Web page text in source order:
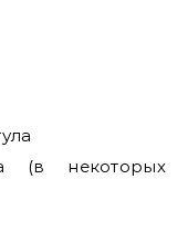
(в некоторых